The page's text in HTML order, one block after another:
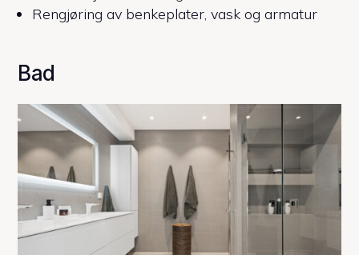
Rengjøring av benkeplater, vask og armatur
Bad